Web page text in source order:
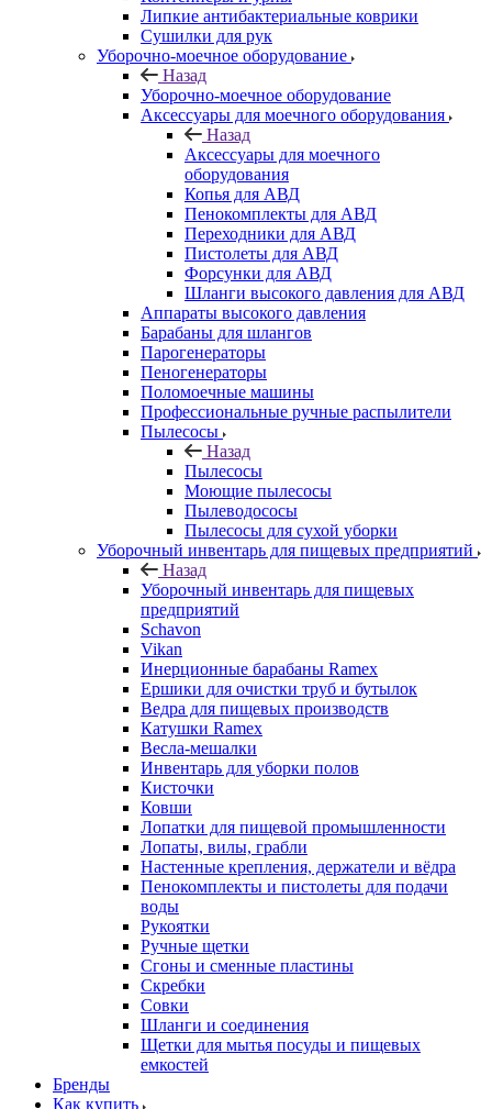
Липкие антибактериальные коврики
Сушилки для рук
Уборочно-моечное оборудование
Назад
Уборочно-моечное оборудование
Аксессуары для моечного оборудования
Назад
Аксессуары для моечного
оборудования
Копья для АВД
Пенокомплекты для АВД
Переходники для АВД
Пистолеты для АВД
Форсунки для АВД
Шланги высокого давления для АВД
Аппараты высокого давления
Барабаны для шлангов
Парогенераторы
Пеногенераторы
Поломоечные машины
Профессиональные ручные распылители
Пылесосы
Назад
Пылесосы
Моющие пылесосы
Пылеводососы
Пылесосы для сухой уборки
Уборочный инвентарь для пищевых предприятий
Назад
Уборочный инвентарь для пищевых
предприятий
Schavon
Vikan
Инерционные барабаны Ramex
Ершики для очистки труб и бутылок
Ведра для пищевых производств
Катушки Ramex
Весла-мешалки
Инвентарь для уборки полов
Кисточки
Ковши
Лопатки для пищевой промышленности
Лопаты, вилы, грабли
Настенные крепления, держатели и вёдра
Пенокомплекты и пистолеты для подачи
воды
Рукоятки
Ручные щетки
Сгоны и сменные пластины
Скребки
Совки
Шланги и соединения
Щетки для мытья посуды и пищевых
емкостей
Бренды
Как купить